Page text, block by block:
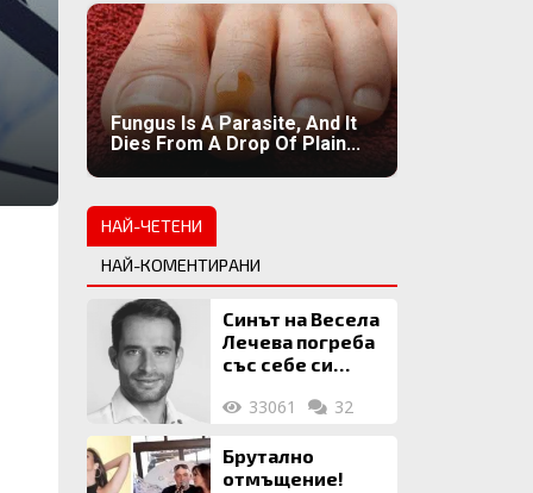
Fungus Is A Parasite, And It
Dies From A Drop Of Plain...
НАЙ-ЧЕТЕНИ
НАЙ-КОМЕНТИРАНИ
Синът на Весела
Лечева погреба
със себе си
млн. евро
33061 32
Брутално
отмъщение!